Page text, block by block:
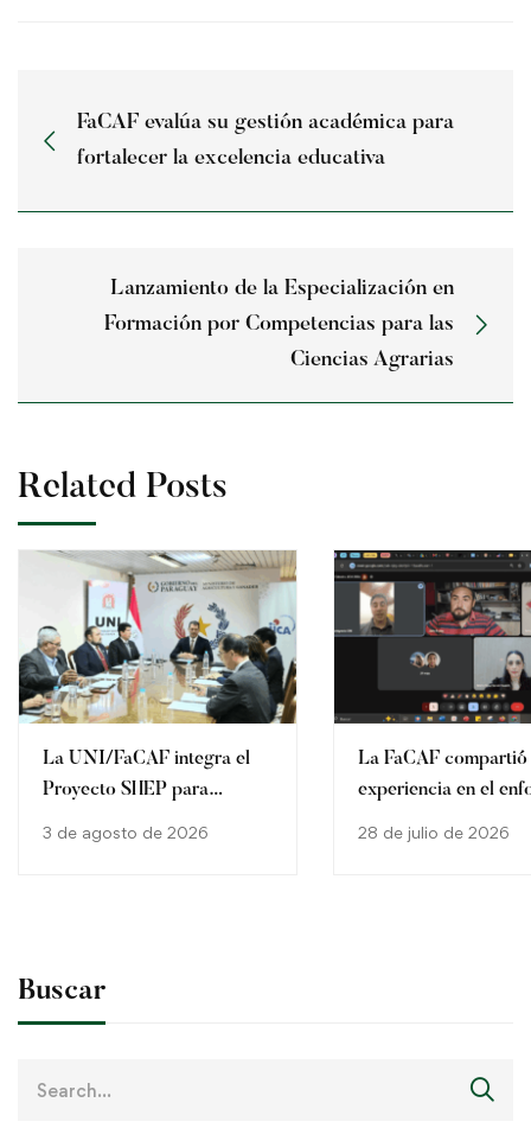
FaCAF evalúa su gestión académica para
fortalecer la excelencia educativa
Lanzamiento de la Especialización en
Formación por Competencias para las
Ciencias Agrarias
Related Posts
La UNI/FaCAF integra el
Proyecto SHEP para
3 de agosto de 2026
La FaCAF compartió
experiencia en el
28 de julio de 2026
Buscar